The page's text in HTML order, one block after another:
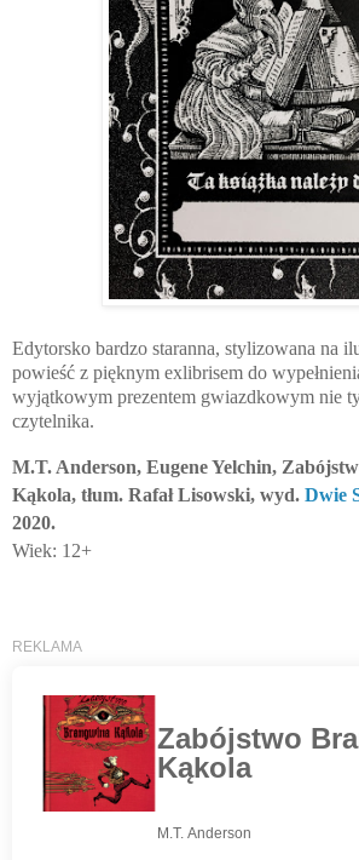
Edytorsko bardzo staranna, stylizowana na
powieść z pięknym exlibrisem do
wyjątkowym prezentem gwiazdkowym nie
czytelnika.
M.T. Anderson, Eugene Yelchin,
Kąkola, tłum. Rafał Lisowski, wyd. Dwie
2020.
Wiek: 12+